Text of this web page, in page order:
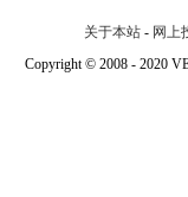
关于本站 - 网上
Copyright © 2008 - 2020